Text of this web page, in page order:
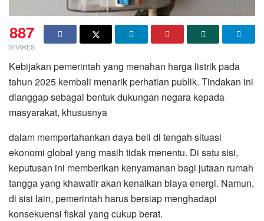
887
SHARES
Kebijakan pemerintah yang menahan harga listrik pada
tahun 2025 kembali menarik perhatian publik. Tindakan ini
dianggap sebagai bentuk dukungan negara kepada
masyarakat, khususnya
dalam mempertahankan daya beli di tengah situasi
ekonomi global yang masih tidak menentu. Di satu sisi,
keputusan ini memberikan kenyamanan bagi jutaan rumah
tangga yang khawatir akan kenaikan biaya energi. Namun,
di sisi lain, pemerintah harus bersiap menghadapi
konsekuensi fiskal yang cukup berat.